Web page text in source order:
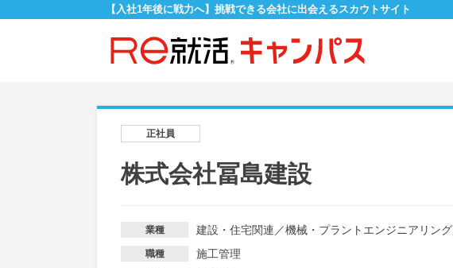
【入社1年後に戦力へ】挑戦できる会社に出会えるスカウトサイト
正社員
株式会社冨島建設
業種 建設・住宅関連 ／機械・プラントエンジニアリング
職種 施工管理